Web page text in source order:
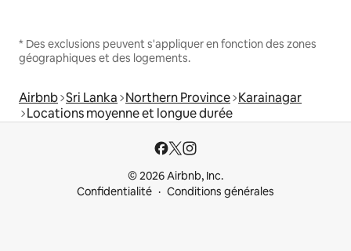
* Des exclusions peuvent s'appliquer en fonction des zones
géographiques et des logements.
Airbnb Sri Lanka Northern Province Karainagar
Locations moyenne et longue durée
© 2026 Airbnb, Inc.
Confidentialité
Conditions générales